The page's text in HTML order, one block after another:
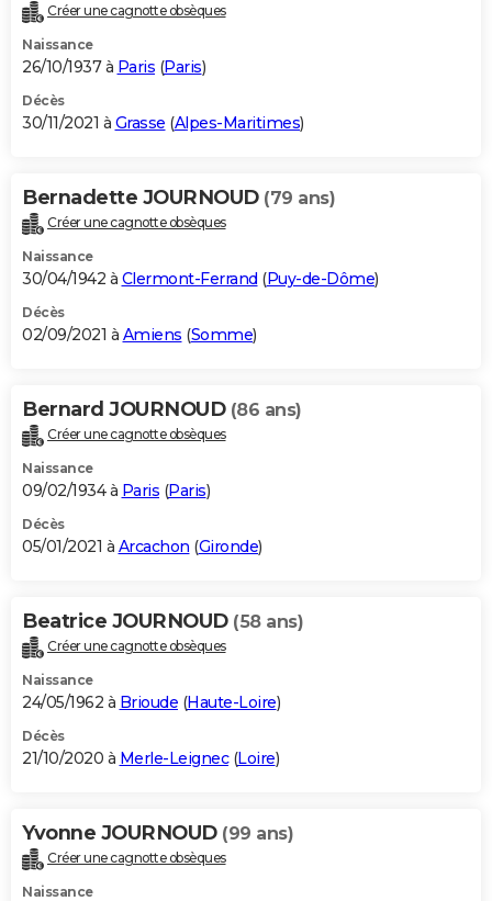
Créer une cagnotte obsèques
Naissance
26/10/1937 à Paris (Paris)
Décès
30/11/2021 à Grasse (Alpes-Maritimes)
Bernadette JOURNOUD (79 ans)
Créer une cagnotte obsèques
Naissance
30/04/1942 à Clermont-Ferrand (Puy-de-Dôme)
Décès
02/09/2021 à Amiens (Somme)
Bernard JOURNOUD (86 ans)
Créer une cagnotte obsèques
Naissance
09/02/1934 à Paris (Paris)
Décès
05/01/2021 à Arcachon (Gironde)
Beatrice JOURNOUD (58 ans)
Créer une cagnotte obsèques
Naissance
24/05/1962 à Brioude (Haute-Loire)
Décès
21/10/2020 à Merle-Leignec(Loire)
Yvonne JOURNOUD (99 ans)
Créer une cagnotte obsèques
Naissance